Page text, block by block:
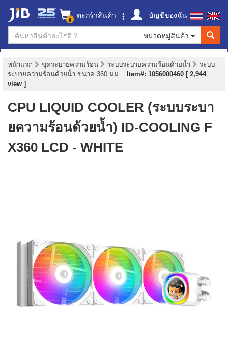
0 ตะกร้าสินค้า
บัญชีของฉัน
หมวดหมู่สินค้า
หน้าแรก ชุดระบายความร้อน ระบบระบายความร้อนด้วยน้ำ
ระบบ
ระบายความร้อนด้วยน้ำ ขนาด 360 มม. : Item#: 1056000460 [ 2,944
view ]
CPU LIQUID COOLER (ระบบระบา
ยความร้อนด้วยน้ำ) ID-COOLING F
X360 LCD - WHITE